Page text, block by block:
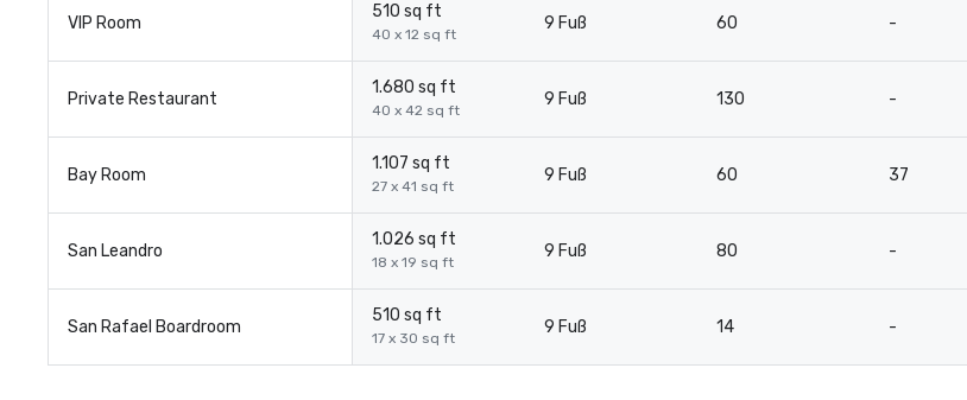
VIP Room
510 sq ft
40 x 12 sq ft
9 Fuß 60 -
Private Restaurant
1.680 sq ft
40 x 42 sq ft
9 Fuß 130 -
Bay Room
1.107 sq ft
27 x 41 sq ft
9 Fuß 60 37
San Leandro
1.026 sq ft
18 x 19 sq ft
9 Fuß 80 -
San Rafael Boardroom
510 sq ft
17 x 30 sq ft
9 Fuß 14 -